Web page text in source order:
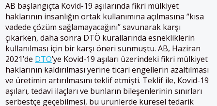
AB başlangıçta Kovid-19 aşılarında fikri mülkiyet
haklarının insanlığın ortak kullanımına açılmasına “kısa
vadede çözüm sağlamayacağını” savunarak karşı
çıkarken, daha sonra DTÖ kurallarında esnekliklerin
kullanılması için bir karşı öneri sunmuştu. AB, Haziran
2021’de DTÖ’ye Kovid-19 aşıları üzerindeki fikri mülkiyet
haklarının kaldırılması yerine ticari engellerin azaltılması
ve üretimin artırılmasını teklif etmişti. Teklif ile, Kovid-19
aşıları, tedavi ilaçları ve bunların bileşenlerinin sınırları
serbestçe geçebilmesi, bu ürünlerde küresel tedarik